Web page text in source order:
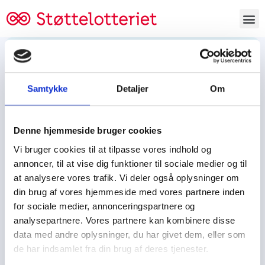
Samtykke Detaljer Om
Denne hjemmeside bruger cookies
Vi bruger cookies til at tilpasse vores indhold og
annoncer, til at vise dig funktioner til sociale medier og til
at analysere vores trafik. Vi deler også oplysninger om
din brug af vores hjemmeside med vores partnere inden
for sociale medier, annonceringspartnere og
analysepartnere. Vores partnere kan kombinere disse
data med andre oplysninger, du har givet dem, eller som
de har indsamlet fra din brug af deres tjenester.
Tjen penge og støt
Tjen penge til:
Spejdere/spejdergruppen/FDF’ere, m.fl.
Kontor
Tjenpengeogstoet.dk
Ejby Industrivej 91
DK – 2600 Glostrup
CVR: 19347508